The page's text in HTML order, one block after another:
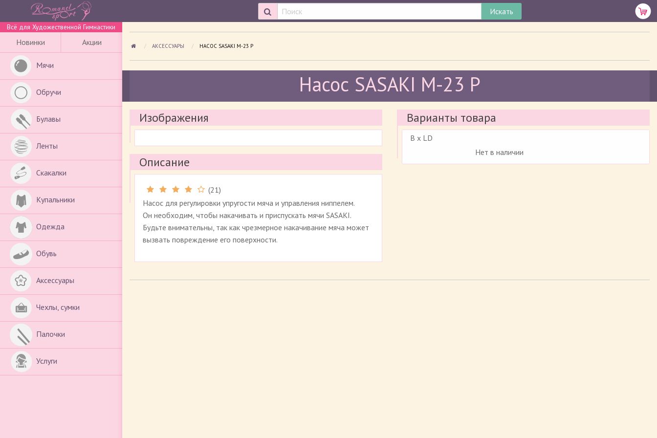
АКСЕССУАРЫ ПРОСМАТРИВАЕМАЯ СТРАНИЦА:
НАСОС SASAKI М-23 Р
Насос SASAKI М-23 Р
Изображения
Описание
(21)
Насос для регулировки упругости мяча и управления ниппелем.
Он необходим, чтобы накачивать и приспускать мячи SASAKI.
Будьте внимательны, так как чрезмерное накачивание мяча может
вызвать повреждение его поверхности.
Варианты товара
B x LD
Нет в наличии
Всё для Художественной Гимнастики
Новинки Акции
Мячи
Обручи
Булавы
Ленты
Скакалки
Купальники
Одежда
Обувь
Аксессуары
Чехлы, сумки
Палочки
Услуги